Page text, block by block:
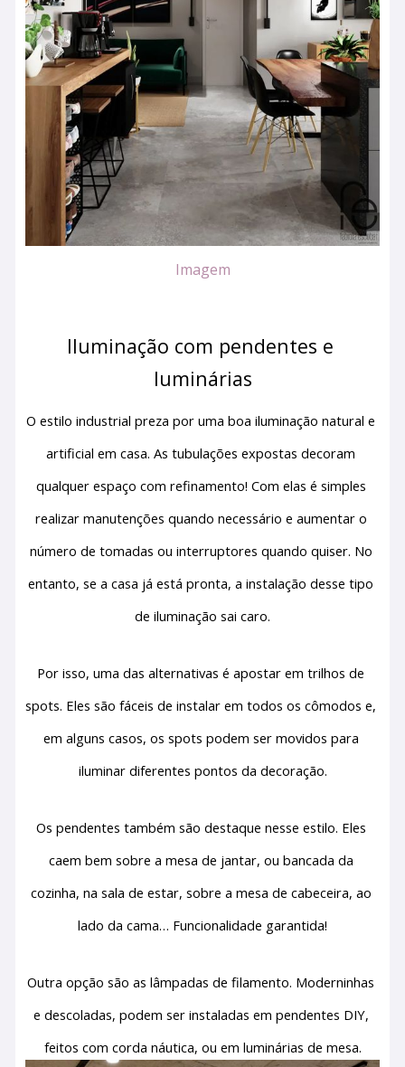
Imagem
Iluminação com pendentes e
luminárias
O estilo industrial preza por uma boa iluminação natural e
artificial em casa. As tubulações expostas decoram
qualquer espaço com refinamento! Com elas é simples
realizar manutenções quando necessário e aumentar o
número de tomadas ou interruptores quando quiser. No
entanto, se a casa já está pronta, a instalação desse tipo
de iluminação sai caro.
Por isso, uma das alternativas é apostar em trilhos de
spots. Eles são fáceis de instalar em todos os cômodos e,
em alguns casos, os spots podem ser movidos para
iluminar diferentes pontos da decoração.
Os pendentes também são destaque nesse estilo. Eles
caem bem sobre a mesa de jantar, ou bancada da
cozinha, na sala de estar, sobre a mesa de cabeceira, ao
lado da cama… Funcionalidade garantida!
Outra opção são as lâmpadas de filamento. Moderninhas
e descoladas, podem ser instaladas em pendentes DIY,
feitos com corda náutica, ou em luminárias de mesa.